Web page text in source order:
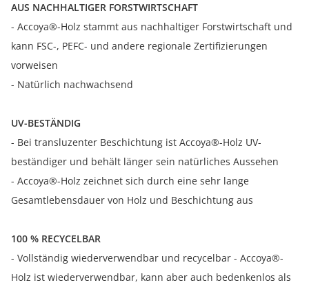
AUS NACHHALTIGER FORSTWIRTSCHAFT
- Accoya®-Holz stammt aus nachhaltiger Forstwirtschaft und
kann FSC-, PEFC- und andere regionale Zertifizierungen
vorweisen
- Natürlich nachwachsend
UV-BESTÄNDIG
- Bei transluzenter Beschichtung ist Accoya®-Holz UV-
beständiger und behält länger sein natürliches Aussehen
- Accoya®-Holz zeichnet sich durch eine sehr lange
Gesamtlebensdauer von Holz und Beschichtung aus
100 % RECYCELBAR
- Vollständig wiederverwendbar und recycelbar - Accoya®-
Holz ist wiederverwendbar, kann aber auch bedenkenlos als